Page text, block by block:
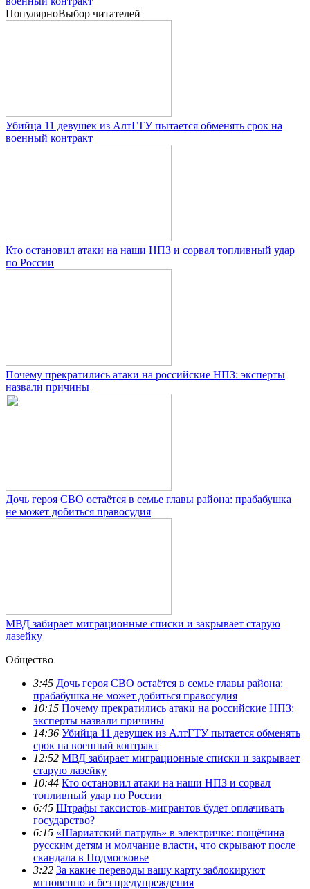
ПопулярноВыбор читателей
Убийца 11 девушек из АлтГТУ пытается обменять срок на
военный контракт
Кто остановил атаки на наши НПЗ и сорвал топливный удар
по России
Почему прекратились атаки на российские НПЗ: эксперты
назвали причины
Дочь героя СВО остаётся в семье главы района: прабабушка
не может добиться правосудия
МВД забирает миграционные списки и закрывает старую
лазейку
Общество
3:45 Дочь героя СВО остаётся в семье главы района:
прабабушка не может добиться правосудия
10:15 Почему прекратились атаки на российские НПЗ:
эксперты назвали причины
14:36 Убийца 11 девушек из АлтГТУ пытается обменять
срок на военный контракт
12:52 МВД забирает миграционные списки и закрывает
старую лазейку
10:44 Кто остановил атаки на наши НПЗ и сорвал
топливный удар по России
6:45 Штрафы таксистов-мигрантов будет оплачивать
государство?
6:15 «Шариатский патруль» в электричке: пощёчина
русским детям и молчание власти, что скрывают после
скандала в Подмосковье
3:22 За какие переводы вашу карту заблокируют
мгновенно и без предупреждения